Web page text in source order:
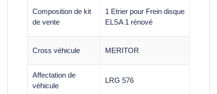
Composition de kit
de vente
1 Etrier pour Frein disque
ELSA 1 rénové
Cross véhicule MERITOR
Affectation de
véhicule
LRG 576